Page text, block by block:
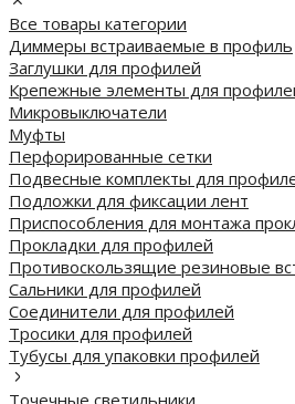
Все товары категории
Диммеры встраиваемые в профиль
Заглушки для профилей
Крепежные элементы для
Микровыключатели
Муфты
Перфорированные сетки
Подвесные комплекты для
Подложки для фиксации лент
Приспособления для монтажа
Прокладки для профилей
Противоскользящие резиновые
Сальники для профилей
Соединители для профилей
Тросики для профилей
Тубусы для упаковки профилей